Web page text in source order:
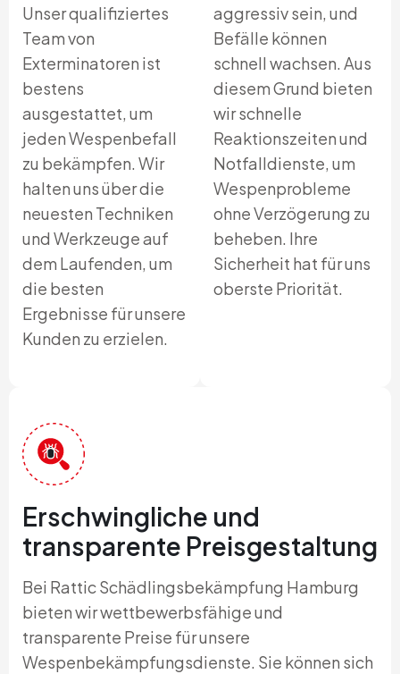
Unser qualifiziertes
Team von
Exterminatoren ist
bestens
ausgestattet, um
jeden Wespenbefall
zu bekämpfen. Wir
halten uns über die
neuesten Techniken
und Werkzeuge auf
dem Laufenden, um
die besten
Ergebnisse für unsere
Kunden zu erzielen.
aggressiv sein, und
Befälle können
schnell wachsen. Aus
diesem Grund bieten
wir schnelle
Reaktionszeiten und
Notfalldienste, um
Wespenprobleme
ohne Verzögerung zu
beheben. Ihre
Sicherheit hat für uns
oberste Priorität.
Erschwingliche und
transparente Preisgestaltung
Bei Rattic Schädlingsbekämpfung Hamburg
bieten wir wettbewerbsfähige und
transparente Preise für unsere
Wespenbekämpfungsdienste. Sie können sich